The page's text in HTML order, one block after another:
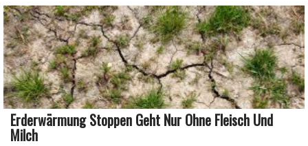
Erderwärmung Stoppen Geht Nur Ohne Fleisch Und
Milch